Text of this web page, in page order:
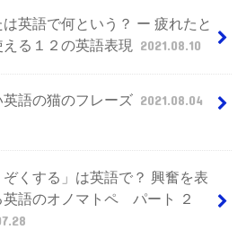
英語で何という？ ー 疲れたと
える１２の英語表現
2021.08.10
英語の猫のフレーズ 2021.08.04
ぞくする」は英語で？ 興奮を表
英語のオノマトペ パート ２